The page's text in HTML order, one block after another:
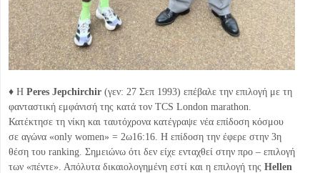
♦ H Peres Jepchirchir (γεν: 27 Σεπ 1993) επέβαλε την επιλογή με τη
φανταστική εμφάνισή της κατά τον TCS London marathon.
Κατέκτησε τη νίκη και ταυτόχρονα κατέγραψε νέα επίδοση κόσμου
σε αγώνα «only women» = 2ω16:16. Η επίδοση την έφερε στην 3η
θέση του ranking. Σημειώνω ότι δεν είχε ενταχθεί στην προ – επιλογή
των «πέντε». Απόλυτα δικαιολογημένη εστί και η επιλογή της Hellen